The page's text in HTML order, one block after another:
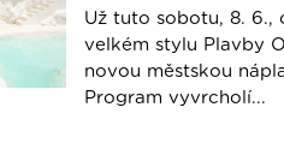
Už tuto sobotu, 8. 6.,
velkém stylu Plavby
novou městskou
Program vyvrcholí...